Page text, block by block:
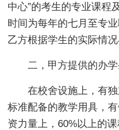
中心”的考生的专业课程
时间为每年的七月至专
乙方根据学生的实际情况
二，甲方提供的办学
在校舍设施上，有
标准配备的教学用具，
资力量上，60%以上的